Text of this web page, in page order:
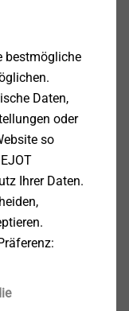
Set JA3-SB-
+ ORKAN-
bestmögliche
Daten,
oder
so
Ihrer Daten.